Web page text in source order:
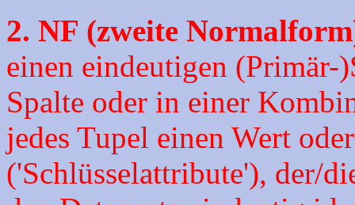
2. NF (zweite
einen eindeutigen (Primär-
Spalte oder in einer
jedes Tupel einen Wert
('Schlüsselattribute'), der/